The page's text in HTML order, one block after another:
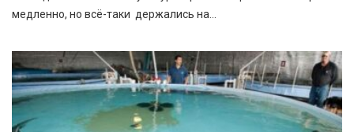
медленно, но всё-таки держались на…